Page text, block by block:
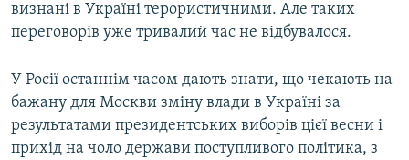
визнані в Україні терористичними. Але таких
переговорів уже тривалий час не відбувалося.
У Росії останнім часом дають знати, що чекають на
бажану для Москви зміну влади в Україні за
результатами президентських виборів цієї весни і
прихід на чоло держави поступливого політика, з